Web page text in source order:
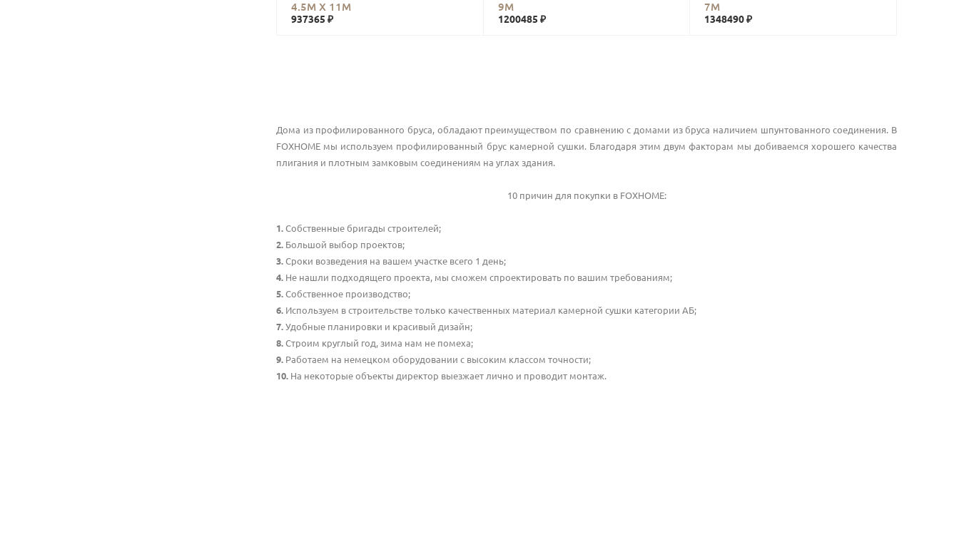
4.5М Х 11М
937365 ₽
9М
1200485 ₽
7М
1348490 ₽
Дома из профилированного бруса, обладают преимуществом по сравнению с домами из бруса наличием шпунтованного соединения. В
FOXHOME мы используем профилированный брус камерной сушки. Благодаря этим двум факторам мы добиваемся хорошего качества
плигания и плотным замковым соединениям на углах здания.
10 причин для покупки в FOXHOME:
Собственные бригады строителей;
Большой выбор проектов;
Сроки возведения на вашем участке всего 1 день;
Не нашли подходящего проекта, мы сможем спроектировать по вашим требованиям;
Собственное производство;
Используем в строительстве только качественных материал камерной сушки категории АБ;
Удобные планировки и красивый дизайн;
Строим круглый год, зима нам не помеха;
Работаем на немецком оборудовании с высоким классом точности;
На некоторые объекты директор выезжает лично и проводит монтаж.